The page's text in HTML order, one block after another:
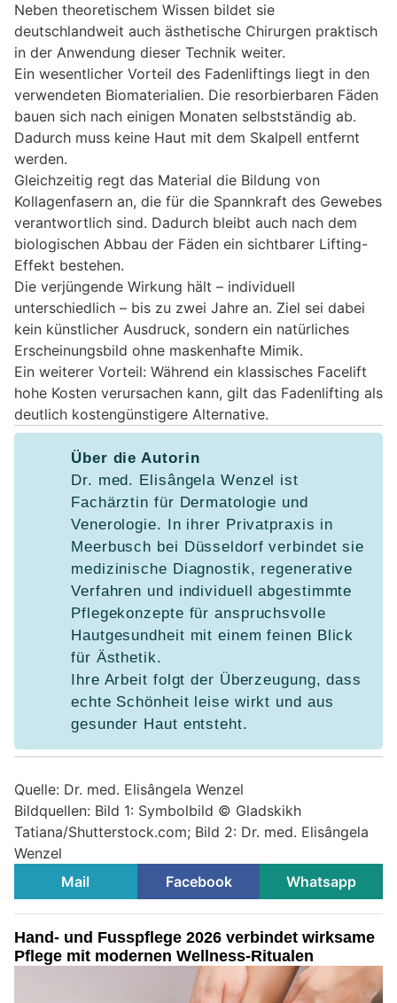
Neben theoretischem Wissen bildet sie
deutschlandweit auch ästhetische Chirurgen praktisch
in der Anwendung dieser Technik weiter.
Ein wesentlicher Vorteil des Fadenliftings liegt in den
verwendeten Biomaterialien. Die resorbierbaren Fäden
bauen sich nach einigen Monaten selbstständig ab.
Dadurch muss keine Haut mit dem Skalpell entfernt
werden.
Gleichzeitig regt das Material die Bildung von
Kollagenfasern an, die für die Spannkraft des Gewebes
verantwortlich sind. Dadurch bleibt auch nach dem
biologischen Abbau der Fäden ein sichtbarer Lifting-
Effekt bestehen.
Die verjüngende Wirkung hält – individuell
unterschiedlich – bis zu zwei Jahre an. Ziel sei dabei
kein künstlicher Ausdruck, sondern ein natürliches
Erscheinungsbild ohne maskenhafte Mimik.
Ein weiterer Vorteil: Während ein klassisches Facelift
hohe Kosten verursachen kann, gilt das Fadenlifting als
deutlich kostengünstigere Alternative.
Über die Autorin
Dr. med. Elisângela Wenzel ist
Fachärztin für Dermatologie und
Venerologie. In ihrer Privatpraxis in
Meerbusch bei Düsseldorf verbindet sie
medizinische Diagnostik, regenerative
Verfahren und individuell abgestimmte
Pflegekonzepte für anspruchsvolle
Hautgesundheit mit einem feinen Blick
für Ästhetik.
Ihre Arbeit folgt der Überzeugung, dass
echte Schönheit leise wirkt und aus
gesunder Haut entsteht.
Quelle: Dr. med. Elisângela Wenzel
Bildquellen: Bild 1: Symbolbild © Gladskikh
Tatiana/Shutterstock.com; Bild 2: Dr. med. Elisângela
Wenzel
Mail
Facebook Whatsapp
Hand- und Fusspflege 2026 verbindet wirksame
Pflege mit modernen Wellness-Ritualen